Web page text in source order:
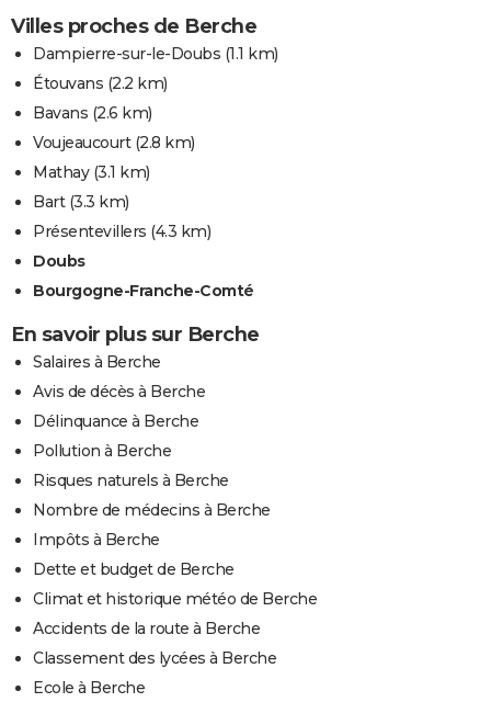
Villes proches de Berche
Dampierre-sur-le-Doubs (1.1 km)
Étouvans (2.2 km)
Bavans (2.6 km)
Voujeaucourt(2.8 km)
Mathay(3.1 km)
Bart(3.3 km)
Présentevillers (4.3 km)
Doubs
Bourgogne-Franche-Comté
En savoir plus sur Berche
Salaires à Berche
Avis de décès à Berche
Délinquance à Berche
Pollution à Berche
Risques naturels à Berche
Nombre de médecins à Berche
Impôts à Berche
Dette et budget de Berche
Climat et historique météo de Berche
Accidents de la route à Berche
Classement des lycées à Berche
Ecole à Berche